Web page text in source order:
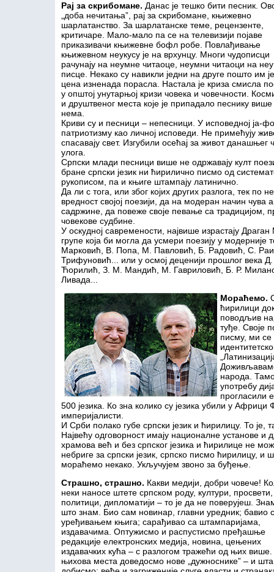
Рај за скрибомане. Данас је тешко бити песник.
„доба нечитања”, рај за скрибомане, књижевно
шарлатанство. За шарлатанске теме, рецензенте,
критичаре. Мало-мало па се на телевизији појаве
приказивачи књижевне бофл робе. Повлађивање
књижевном неукусу је на врхунцу. Многи чудописци
рачунају на неумне читаоце, неумни читаоци на
писце. Некако су навикли једни на друге пошто им је
цена изненада порасла. Настала је криза смисла
у општој унутарњој кризи човека и човечности.
и друштвеног места које је припадало песнику више
нема.
Криви су и песници – непесници. У исповедној
патриотизму као личној исповеди. Не примећују
спасавају свет. Изгубили осећај за живот данашњег
улога.
Српски млади песници више не одржавају култ
бране српски језик ни ћирилично писмо од
рукописом, па и књиге штампају латинично.
Да ли с тога, или због којих других разлога, тек по
вредност својој поезији, да на модеран начин чува
садржине, да повеже своје певање са традицијом,
човекове судбине.
У оскудној савремености, највише израстају
групе која би могла да усмери поезију у модерније
Марковић, В. Попа, М. Павловић, Б. Радовић, С.
Трифуновић... или у осмој деценији прошлог века
Ћорилић, З. М. Мандић, М. Гавриловић, Б. Р.
Ливада...
Мораћемо.
ћирилици
поводљив
туђе. Своје
писму, ми
народа.
употребу
прогласили
500 језика. Ко зна колико су језика убили у Африци
империјалисти.
И Срби полако губе српски језик и ћирилицу. То је,
Највећу одговорност имају националне установе и
храмова већ и без српског језика и ћирилице не
небриге за српски језик, српско писмо ћирилицу, и
мораћемо некако. Укључујем звоно за буђење.
Страшно, страшно. Какви медији, добри човече!
неки наносе штете српском роду, култури, просвети,
политици, дипломатији – то је да не поверујеш.
што знам. Био сам новинар, главни уредник; бавио
уређивањем књига; сарађивао са штампаријама,
издавачима. Оптужисмо и распустисмо пређашње
редакције електронских медија, новина, цењених
издавачких кућа – с разлогом тражећи од њих
њихова места доведосмо нове „дужноснике” – и шта